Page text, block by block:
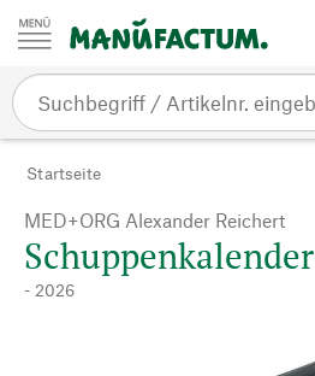
Zum Inhalt springen
Startseite
MED+ORG Alexander Reichert
Schuppenkalender
- 2026